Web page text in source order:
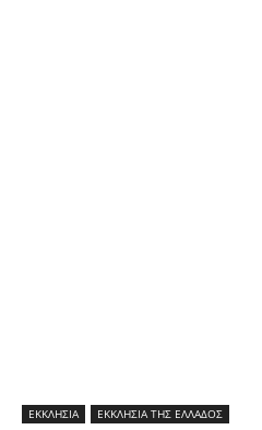
ΕΚΚΛΗΣΙΑ ΕΚΚΛΗΣΙΑ ΤΗΣ ΕΛΛΑΔΟΣ